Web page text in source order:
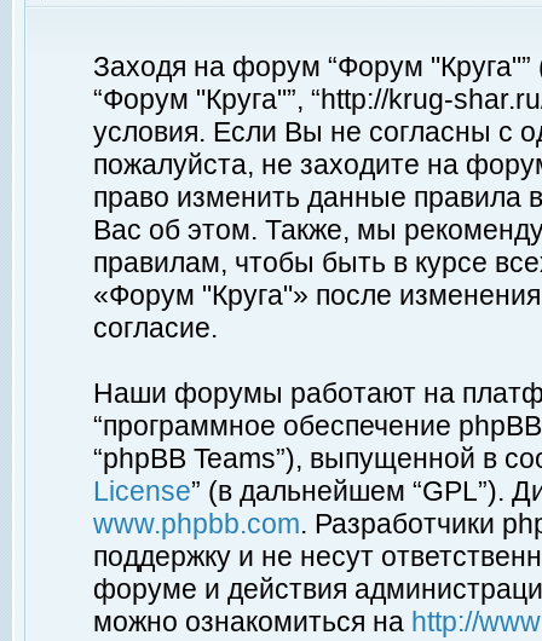
Заходя на форум “Форум
“Форум "Круга"”, “http://krug-
условия. Если Вы не согласны с
пожалуйста, не заходите на
право изменить данные правила
Вас об этом. Также, мы
правилам, чтобы быть в курсе
«Форум "Круга"» после
согласие.
Наши форумы работают на
“программное обеспечение
“phpBB Teams”), выпущенной в
License” (в дальнейшем “GPL”).
www.phpbb.com. Разработчики
поддержку и не несут
форуме и действия
можно ознакомиться на http://